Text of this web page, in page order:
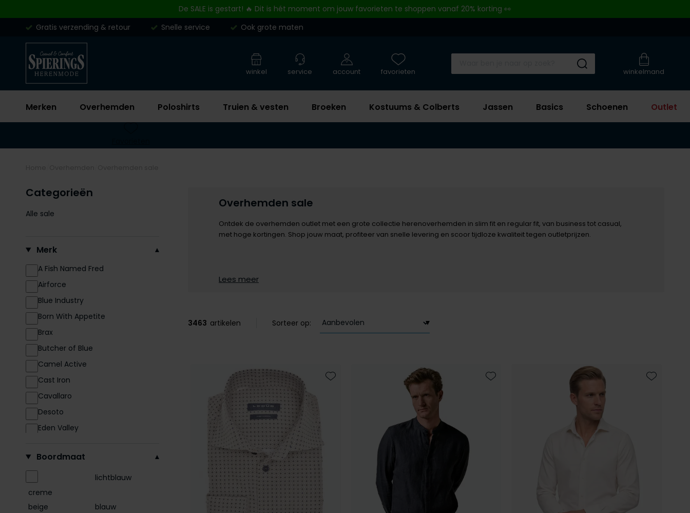
De SALE is gestart! 🔥 Dit is hét moment om jouw favorieten te shoppen vanaf 20% korting 👀
Gratis verzending & retour
Snelle service Ook grote maten
winkelmand
Submit search
Merken Overhemden Poloshirts Truien & vesten Broeken Kostuums & Colberts Jassen Basics Schoenen Outlet
winkel service account favorieten
Overhemden sale
Ontdek de overhemden outlet met een grote collectie herenoverhemden in slim fit en regular fit, van business tot casual,
met hoge kortingen. Shop jouw maat, profiteer van snelle levering en scoor tijdloze kwaliteit tegen outletprijzen.
Lees meer
Categorieën
Alle sale
Merk
A Fish Named Fred
Airforce
Blue Industry
Born With Appetite
Brax
Butcher of Blue
Camel Active
Cast Iron
Cavallaro
Desoto
Eden Valley
Fynch Hatton
Genti
Giordano
Boordmaat
creme
lichtblauw
beige
blauw
3463 artikelen Sorteer op:
Toevoegen aan favorieten Toevoegen aan favorieten